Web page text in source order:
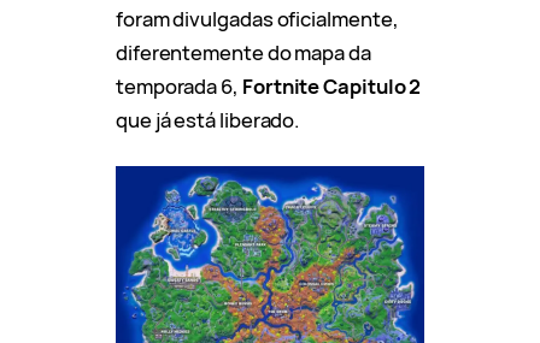
foram divulgadas oficialmente,
diferentemente do mapa da
temporada 6, Fortnite Capitulo 2
que já está liberado.